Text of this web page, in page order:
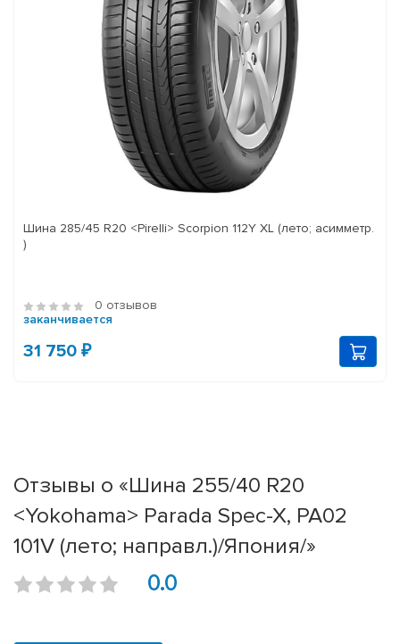
Шина 285/45 R20 <Pirelli> Scorpion 112Y XL (лето; асимметр.
)
0 отзывов
заканчивается
31 750 ₽
Отзывы о «Шина 255/40 R20
<Yokohama> Parada Spec-X, PA02
101V (лето; направл.)/Япония/»
0.0